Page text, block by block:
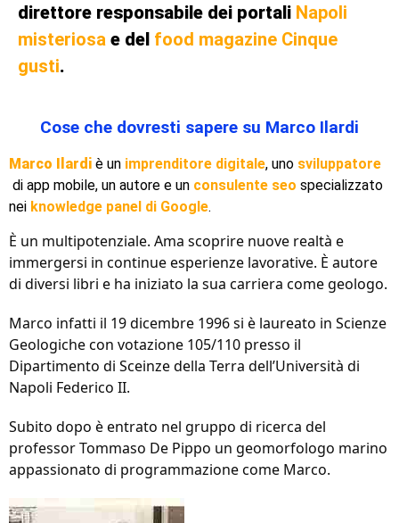
direttore responsabile dei portali Napoli
misteriosa e del food magazine Cinque
gusti.
Cose che dovresti sapere su Marco Ilardi
Marco Ilardi è un imprenditore digitale, uno sviluppatore
di app mobile, un autore e un consulente seo specializzato
nei knowledge panel di Google.
È un multipotenziale. Ama scoprire nuove realtà e
immergersi in continue esperienze lavorative. È autore
di diversi libri e ha iniziato la sua carriera come geologo.
Marco infatti il 19 dicembre 1996 si è laureato in Scienze
Geologiche con votazione 105/110 presso il
Dipartimento di Sceinze della Terra dell’Università di
Napoli Federico II.
Subito dopo è entrato nel gruppo di ricerca del
professor Tommaso De Pippo un geomorfologo marino
appassionato di programmazione come Marco.